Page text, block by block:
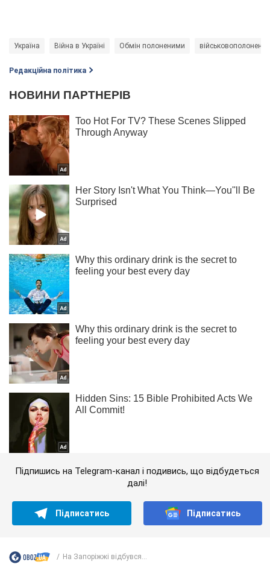
Україна Війна в Україні Обмін полоненими військовополонені
Редакційна політика
Підпишись на Telegram-канал і подивись, що відбудеться
далі!
Підписатись Підписатись
На Запоріжжі відбувся...